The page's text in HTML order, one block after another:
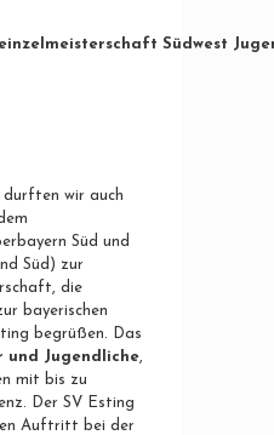
Südwest
durften wir auch
Süd und
Süd) zur
die
bayerischen
begrüßen. Das
und Jugendliche
mit bis zu
Der SV Esting
Auftritt bei der